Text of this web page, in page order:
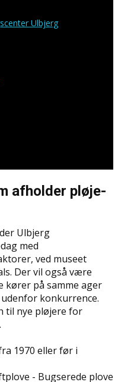
Ulbjerg
afholder pløje-
Ulbjerg
med
ved museet
Der vil også være
kører på samme ager
konkurrence.
til nye pløjere for
1970 eller før i
- Bugserede plove